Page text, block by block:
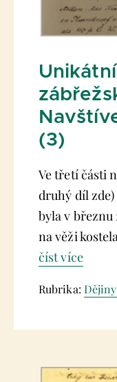
(3)
Ve třetí části
druhý díl
byla v březnu
na věži
číst více
Rubrika: